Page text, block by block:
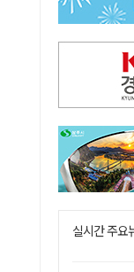
[농지 전수조사
실시간 주요